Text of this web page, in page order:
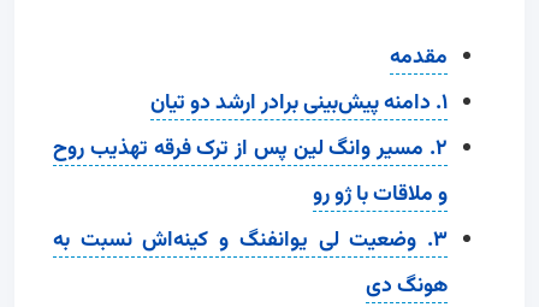
مقدمه
۱. دامنه پیش‌بینی برادر ارشد دو تیان
۲. مسیر وانگ لین پس از ترک فرقه تهذیب روح
و ملاقات با ژو رو
۳. وضعیت لی یوانفنگ و کینه‌اش نسبت به
هونگ دی